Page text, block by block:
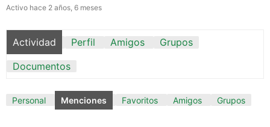
Activo hace 2 años, 6 meses
Actividad Perfil Amigos
Grupos
Documentos
Personal Menciones Favoritos Amigos Grupos